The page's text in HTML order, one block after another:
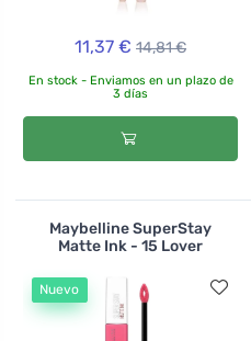
11,37 € 14,81 €
En stock - Enviamos en un plazo de
3 días
Maybelline SuperStay
Matte Ink - 15 Lover
Nuevo